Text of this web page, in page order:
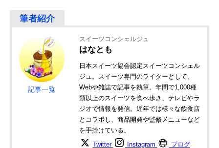
記事一覧
スイーツコンシェルジュ
はなとも
日本スイーツ協会認定スイーツコンシェル
ジュ。スイーツ専門のライターとして、
Webや雑誌で記事を執筆。年間で1,000種
類以上のスイーツを食べ歩き、テレビやラ
ジオで情報を発信。近年では様々な飲食店
とコラボし、商品開発や監修メニューなど
を手掛けている。
Twitter Instagram ブログ